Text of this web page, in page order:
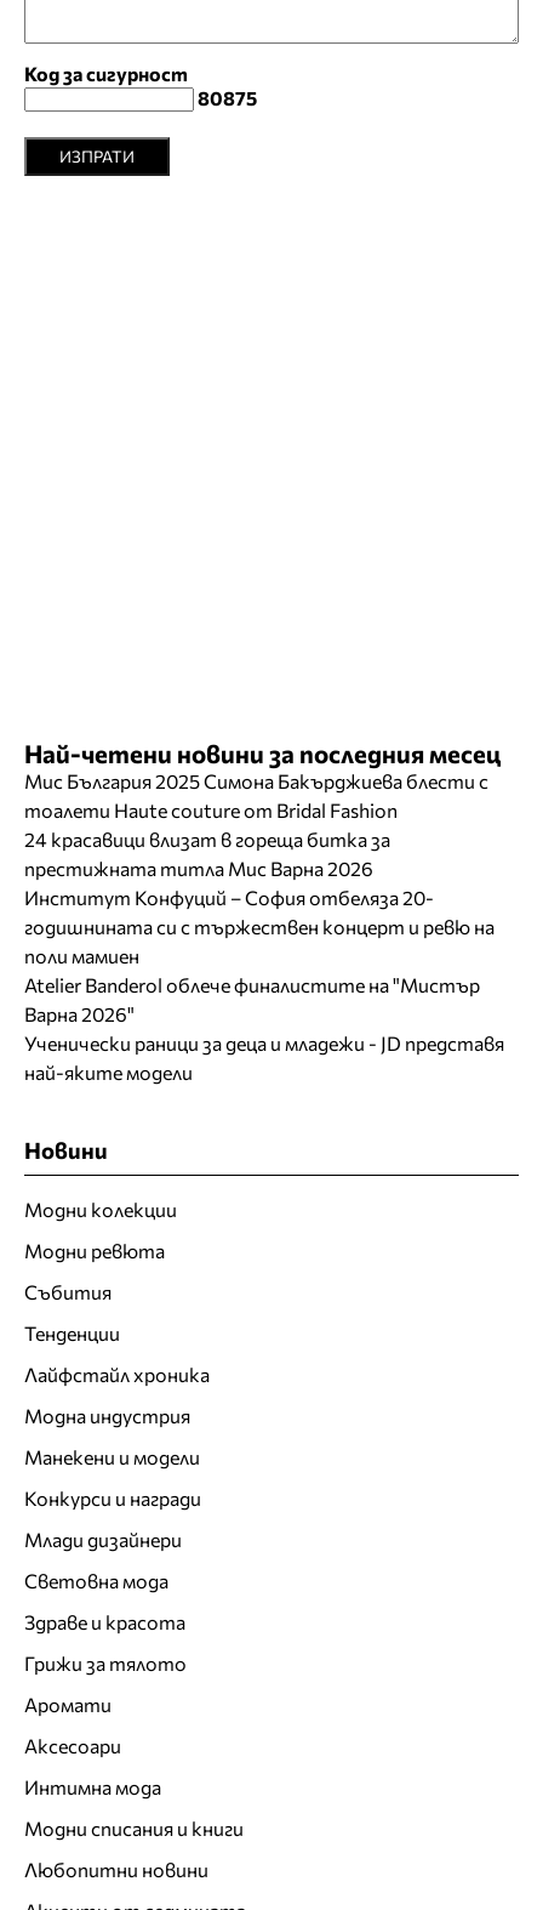
Код за сигурност
80875
ИЗПРАТИ
Най-четени новини за последния месец
Мис България 2025 Симона Бакърджиева блести с
тоалети Haute couture от Bridal Fashion
24 красавици влизат в гореща битка за
престижната титла Мис Варна 2026
Институт Конфуций – София отбеляза 20-
годишнината си с тържествен концерт и ревю на
поли мамиен
Atelier Banderol облече финалистите на "Мистър
Варна 2026"
Ученически раници за деца и младежи - JD представя
най-яките модели
Новини
Модни колекции
Модни ревюта
Събития
Тенденции
Лайфстайл хроника
Модна индустрия
Манекени и модели
Конкурси и награди
Млади дизайнери
Световна мода
Здраве и красота
Грижи за тялото
Аромати
Аксесоари
Интимна мода
Модни списания и книги
Любопитни новини